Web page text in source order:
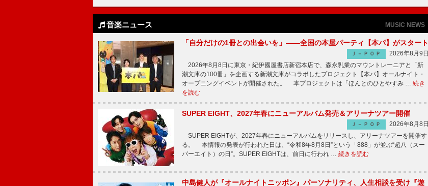
音楽ニュース MUSIC NEWS
「自分だけの1冊との出会いを」――全国の本屋パーティ【本パ】がスタート
Ｊ－ＰＯＰ
2026年8月9日
2026年8月8日に東京・紀伊國屋書店新宿本店で、森永乳業のマウントレーニアと「新
潮文庫の100冊」を企画する新潮文庫がコラボしたプロジェクト【本パ】オールナイト・
オープニングイベントが開催された。 本プロジェクトは「ほんとのひとやすみ … 続き
を読む
SUPER EIGHT、2027年春にニューアルバム発売＆アリーナツアー開催
Ｊ－ＰＯＰ
2026年8月8日
SUPER EIGHTが、2027年春にニューアルバムをリリースし、アリーナツアーを開催す
る。 本情報の発表が行われた日は、“令和8年8月8日”という「888」が並ぶ“超八（スー
パーエイト）の日”。SUPER EIGHTは、前日に行われ … 続きを読む
中島健人が『オールナイトニッポン』パーソナリティ、人生相談を受け『遊